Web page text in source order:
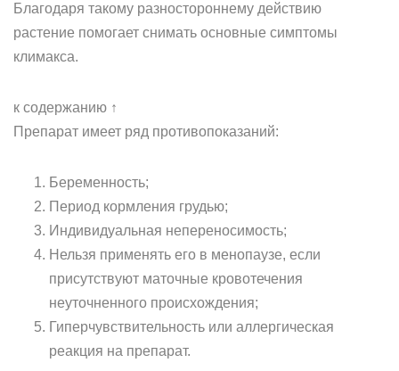
Благодаря такому разностороннему действию
растение помогает снимать основные симптомы
климакса.
к содержанию ↑
Препарат имеет ряд противопоказаний:
Беременность;
Период кормления грудью;
Индивидуальная непереносимость;
Нельзя применять его в менопаузе, если
присутствуют маточные кровотечения
неуточненного происхождения;
Гиперчувствительность или аллергическая
реакция на препарат.